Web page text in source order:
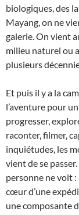
biologiques, des
Mayang, on ne
galerie. On vient
milieu naturel ou
plusieurs
Et puis il y a la
l’aventure pour
progresser,
raconter, filmer,
inquiétudes, les
vient de se
personne ne voit
cœur d’une
une composante